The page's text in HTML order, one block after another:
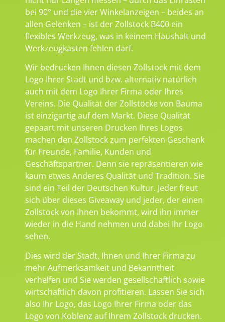
bei 90° und die vier Winkelanzeigen – beides an
allen Gelenken – ist der Zollstock B400 ein
flexibles Werkzeug, was in keinem Haushalt und
Werkzeugkasten fehlen darf.
Wir bedrucken Ihnen diesen Zollstock mit dem
Logo Ihrer Stadt und bzw. alternativ natürlich
auch mit dem Logo Ihrer Firma oder Ihres
Vereins. Die Qualität der Zollstöcke von Bauma
ist einzigartig auf dem Markt. Diese Qualität
gepaart mit unseren Drucken Ihres Logos
machen den Zollstock zum perfekten Geschenk
für Freunde, Familie, Kunden und
Geschäftspartner. Denn sie repräsentieren wie
kaum etwas Anderes Qualität und Tradition. Sie
sind ein Teil der Deutschen Kultur. Jeder freut
sich über dieses Giveaway und jeder, der einen
Zollstock von Ihnen bekommt, wird ihn immer
wieder in die Hand nehmen und dabei Ihr Logo
sehen.
Dies wird der Stadt, Ihnen und Ihrer Firma zu
mehr Aufmerksamkeit und Bekanntheit
verhelfen und Sie werden gesellschaftlich sowie
wirtschaftlich davon profitieren. Lassen Sie sich
also Ihr Logo, das Logo Ihrer Firma oder das
Logo von Koblenz auf Ihrem Zollstock drucken.